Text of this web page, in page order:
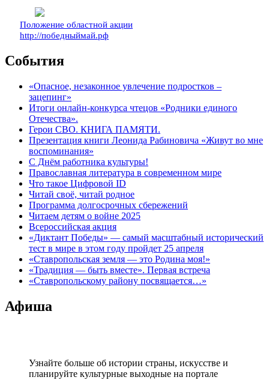
Положение областной акции
http://победныймай.рф
События
«Опасное, незаконное увлечение подростков –
зацепинг»
Итоги онлайн-конкурса чтецов «Родники единого
Отечества».
Герои СВО. КНИГА ПАМЯТИ.
Презентация книги Леонида Рабиновича «Живут во мне
воспоминания»
С Днём работника культуры!
Православная литература в современном мире
Что такое Цифровой ID
Читай своё, читай родное
Программа долгосрочных сбережений
Читаем детям о войне 2025
Всероссийская акция
«Диктант Победы» — самый масштабный исторический
тест в мире в этом году пройдет 25 апреля
«Ставропольская земля — это Родина моя!»
«Традиция — быть вместе». Первая встреча
«Ставропольскому району посвящается…»
Афиша
Узнайте больше об истории страны, искусстве и
планируйте культурные выходные на портале